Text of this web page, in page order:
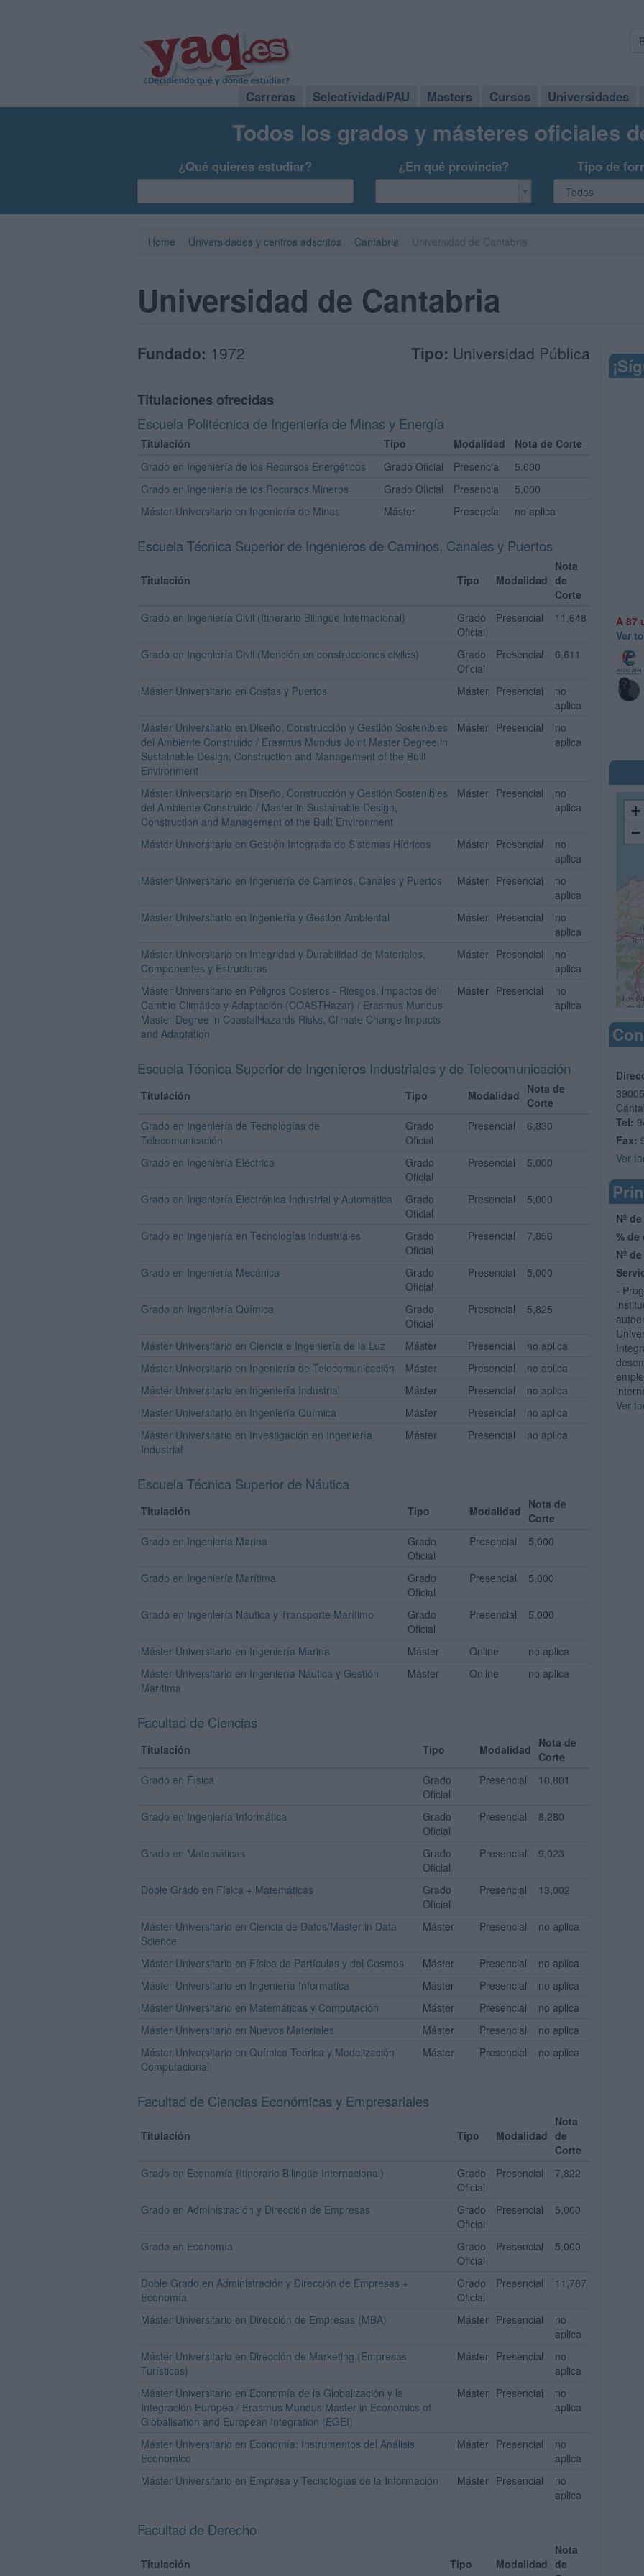
Carreras Selectividad/PAU Masters Cursos Universidades
Todos los grados y másteres oficiales
¿Qué quieres estudiar? ¿En qué provincia? Tipo de
Home Universidades y centros adscritos Cantabria
Universidad de Cantabria
Fundado: 1972 Tipo: Universidad Pública
Titulaciones ofrecidas
Escuela Politécnica de Ingeniería de Minas y Energía
Titulación Tipo Modalidad
Nota de Corte
Grado en Ingeniería de los Recursos Energéticos
Grado Oficial Presencial
5,000
Grado en Ingeniería de los Recursos Mineros
Grado Oficial Presencial
5,000
Máster Universitario en Ingeniería de Minas
Máster Presencial no aplica
Escuela Técnica Superior de Ingenieros de Caminos, Canales y Puertos
Titulación Tipo Modalidad
Nota
de
Corte
Grado en Ingeniería Civil (Itinerario Bilingüe Internacional)
Grado
Oficial
Presencial 11,648
Grado en Ingeniería Civil (Mención en construcciones civiles)
Grado
Oficial
Presencial 6,611
Máster Universitario en Costas y Puertos Máster Presencial
no
aplica
Máster Universitario en Diseño, Construcción y Gestión Sostenibles
del Ambiente Construido / Erasmus Mundus Joint Master Degree in
Sustainable Design, Construction and Management of the Built
Environment
Máster Presencial
no
aplica
Máster Universitario en Diseño, Construcción y Gestión Sostenibles
del Ambiente Construido / Master in Sustainable Design,
Construction and Management of the Built Environment
Máster Presencial
no
aplica
Máster Universitario en Gestión Integrada de Sistemas Hídricos Máster Presencial
no
aplica
Máster Universitario en Ingeniería de Caminos, Canales y Puertos
Máster Presencial
no
aplica
Máster Universitario en Ingeniería y Gestión Ambiental
Máster Presencial
no
aplica
Máster Universitario en Integridad y Durabilidad de Materiales,
Componentes y Estructuras
Máster Presencial
no
aplica
Máster Universitario en Peligros Costeros - Riesgos, lmpactos del
Cambio Climático y Adaptación (COASTHazar) / Erasmus Mundus
Master Degree in CoastalHazards Risks, Climate Change Impacts
and Adaptation
Máster Presencial
no
aplica
Escuela Técnica Superior de Ingenieros Industriales y de Telecomunicación
Titulación Tipo Modalidad Nota de
Corte
Grado en Ingeniería de Tecnologías de
Telecomunicación
Grado
Oficial
Presencial 6,830
Grado en Ingeniería Eléctrica
Grado
Oficial
Presencial 5,000
Grado en Ingeniería Electrónica Industrial y Automática
Grado
Oficial
Presencial 5,000
Grado en Ingeniería en Tecnologías Industriales
Grado
Oficial
Presencial 7,856
Grado en Ingeniería Mecánica
Grado
Oficial
Presencial 5,000
Grado en Ingeniería Química
Grado
Oficial
Presencial 5,825
Máster Universitario en Ciencia e Ingeniería de la Luz Máster Presencial
no aplica
Máster Universitario en Ingeniería de Telecomunicación
Máster Presencial
no aplica
Máster Universitario en Ingeniería Industrial
Máster Presencial
no aplica
Máster Universitario en Ingeniería Química
Máster Presencial
no aplica
Máster Universitario en Investigación en Ingeniería
Industrial
Máster Presencial no aplica
Escuela Técnica Superior de Náutica
Titulación Tipo Modalidad Nota de
Corte
Grado en Ingeniería Marina
Grado
Oficial
Presencial 5,000
Grado en Ingeniería Marítima
Grado
Oficial
Presencial 5,000
Grado en Ingeniería Náutica y Transporte Marítimo
Grado
Oficial
Presencial 5,000
Máster Universitario en Ingeniería Marina Máster Online
no aplica
Máster Universitario en Ingeniería Náutica y Gestión
Marítima
Máster Online no aplica
Facultad de Ciencias
Titulación Tipo Modalidad Nota de
Corte
Grado en Física
Grado
Oficial
Presencial 10,801
Grado en Ingeniería Informática
Grado
Oficial
Presencial 8,280
Grado en Matemáticas
Grado
Oficial
Presencial 9,023
Doble Grado en Física + Matemáticas
Grado
Oficial
Presencial 13,002
Máster Universitario en Ciencia de Datos/Master in Data
Science
Máster Presencial no aplica
Máster Universitario en Física de Partículas y del Cosmos Máster Presencial
no aplica
Máster Universitario en Ingeniería Informatica
Máster Presencial
no aplica
Máster Universitario en Matemáticas y Computación
Máster Presencial
no aplica
Máster Universitario en Nuevos Materiales
Máster Presencial
no aplica
Máster Universitario en Química Teórica y Modelización
Computacional
Máster Presencial no aplica
Facultad de Ciencias Económicas y Empresariales
Titulación Tipo Modalidad
Nota
de
Corte
Grado en Economía (Itinerario Bilingüe Internacional)
Grado
Oficial
Presencial 7,822
Grado en Administración y Dirección de Empresas
Grado
Oficial
Presencial 5,000
Grado en Economía
Grado
Oficial
Presencial 5,000
Doble Grado en Administración y Dirección de Empresas +
Economía
Grado
Oficial
Presencial 11,787
Máster Universitario en Dirección de Empresas (MBA) Máster Presencial
no
aplica
Máster Universitario en Dirección de Marketing (Empresas
Turísticas)
Máster Presencial
no
aplica
Máster Universitario en Economía de la Globalización y la
Integración Europea / Erasmus Mundus Master in Economics of
Globalisation and European Integration (EGEI)
Máster Presencial
no
aplica
Máster Universitario en Economía: Instrumentos del Análisis
Económico
Máster Presencial
no
aplica
Máster Universitario en Empresa y Tecnologías de la Información
Máster Presencial
no
aplica
Facultad de Derecho
Titulación Tipo Modalidad
Nota
de
A 87
Ver
+
−
Tel:
Fax:
Ver
Nº
%
Nº
-
Ver